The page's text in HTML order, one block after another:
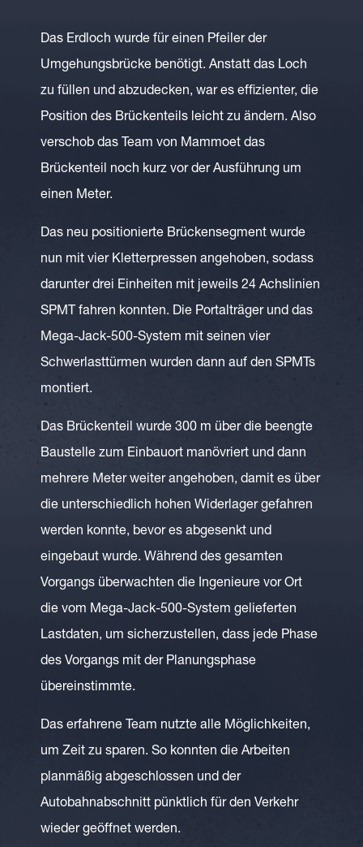
Das Erdloch wurde für einen Pfeiler der
Umgehungsbrücke benötigt. Anstatt das Loch
zu füllen und abzudecken, war es effizienter, die
Position des Brückenteils leicht zu ändern. Also
verschob das Team von Mammoet das
Brückenteil noch kurz vor der Ausführung um
einen Meter.
Das neu positionierte Brückensegment wurde
nun mit vier Kletterpressen angehoben, sodass
darunter drei Einheiten mit jeweils 24 Achslinien
SPMT fahren konnten. Die Portalträger und das
Mega-Jack-500-System mit seinen vier
Schwerlasttürmen wurden dann auf den SPMTs
montiert.
Das Brückenteil wurde 300 m über die beengte
Baustelle zum Einbauort manövriert und dann
mehrere Meter weiter angehoben, damit es über
die unterschiedlich hohen Widerlager gefahren
werden konnte, bevor es abgesenkt und
eingebaut wurde. Während des gesamten
Vorgangs überwachten die Ingenieure vor Ort
die vom Mega-Jack-500-System gelieferten
Lastdaten, um sicherzustellen, dass jede Phase
des Vorgangs mit der Planungsphase
übereinstimmte.
Das erfahrene Team nutzte alle Möglichkeiten,
um Zeit zu sparen. So konnten die Arbeiten
planmäßig abgeschlossen und der
Autobahnabschnitt pünktlich für den Verkehr
wieder geöffnet werden.